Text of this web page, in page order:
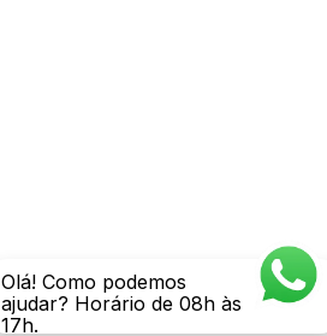
Olá! Como podemos
ajudar? Horário de 08h às
17h.